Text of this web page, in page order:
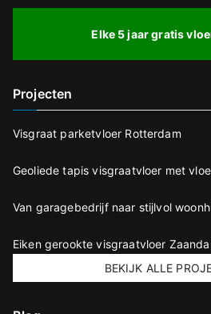
Elke 5 jaar gratis
Projecten
Visgraat parketvloer Rotterdam
Geoliede tapis visgraatvloer met
Van garagebedrijf naar stijlvol
Eiken gerookte visgraatvloer
BEKIJK ALLE